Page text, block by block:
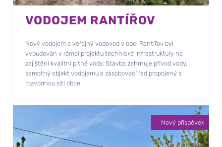
VODOJEM RANTÍŘOV
Nový vodojem a veřejný vodovod v obci Rantířov byl
vybudován v rámci projektu technické infrastruktury na
zajištění kvalitní pitné vody. Stavba zahrnuje přívod vody,
samotný objekt vodojemu a zásobovací řad propojený s
rozvodnou sítí obce.
Nový příspěvek